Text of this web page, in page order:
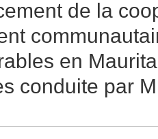
de la
en
conduite par